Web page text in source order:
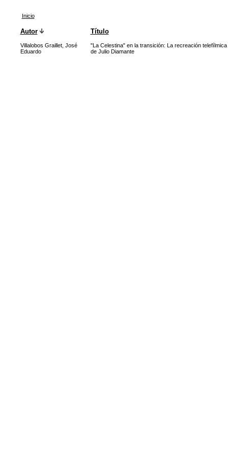
Inicio
Autor Título
Villalobos Graillet, José
Eduardo
"La Celestina" en la transición: La recreación
de Julio Diamante